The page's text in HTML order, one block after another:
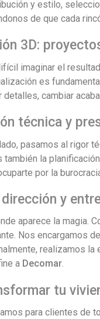
y estilo,
de que cada
3D:
imaginar el
es
detalles, cambiar
técnica y
pasamos al rigor
la
por la
y
aparece la magia.
Nos encargamos
realizamos
a Decomar.
tu
para clientes de